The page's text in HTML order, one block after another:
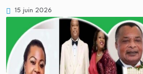
15 juin 2026